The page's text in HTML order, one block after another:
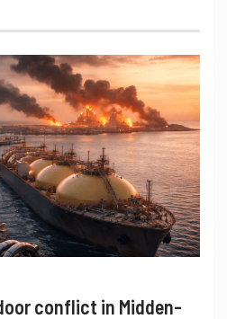
conflict in Midden-